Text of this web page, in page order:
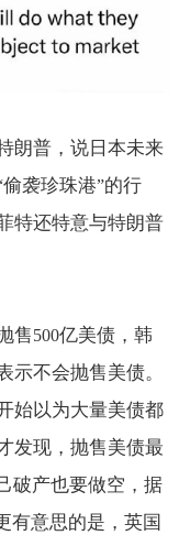
朗普，说日本未来
偷袭珍珠港”的行
特还特意与特朗普
售500亿美债，韩
示不会抛售美债。
始以为大量美债都
发现，抛售美债最
破产也要做空，据
有意思的是，英国